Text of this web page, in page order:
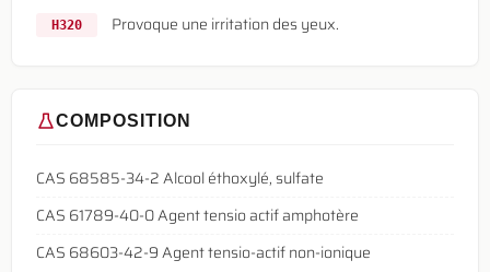
H320 Provoque une irritation des yeux.
COMPOSITION
CAS 68585-34-2 Alcool éthoxylé, sulfate
CAS 61789-40-0 Agent tensio actif amphotère
CAS 68603-42-9 Agent tensio-actif non-ionique